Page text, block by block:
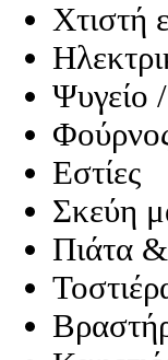
Χτιστή
Ψυγείο
Εστίες
Σκεύη
Πιάτα